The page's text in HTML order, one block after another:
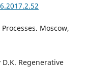
Moscow,
D.K. Regenerative